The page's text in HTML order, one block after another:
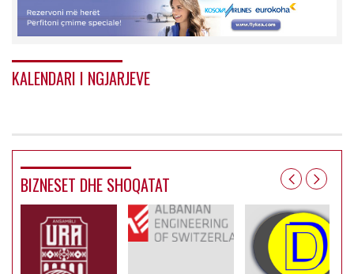
KALENDARI I NGJARJEVE
BIZNESET DHE SHOQATAT